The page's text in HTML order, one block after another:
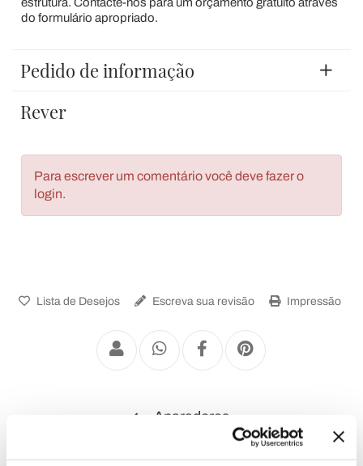
do formulário apropriado.
Pedido de informação
Rever
Para escrever um comentário você deve fazer o
login.
Lista de Desejos Escreva sua revisão Impressão
Aparadores